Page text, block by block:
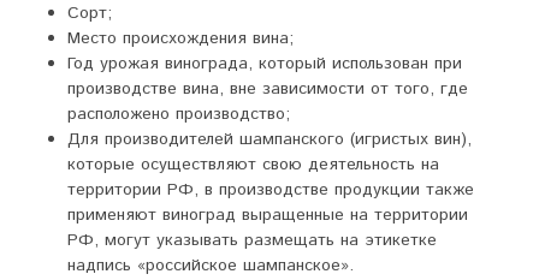
Сорт;
Место происхождения вина;
Год урожая винограда, который использован при
производстве вина, вне зависимости от того, где
расположено производство;
Для производителей шампанского (игристых вин),
которые осуществляют свою деятельность на
территории РФ, в производстве продукции также
применяют виноград выращенные на территории
РФ, могут указывать размещать на этикетке
надпись «российское шампанское».